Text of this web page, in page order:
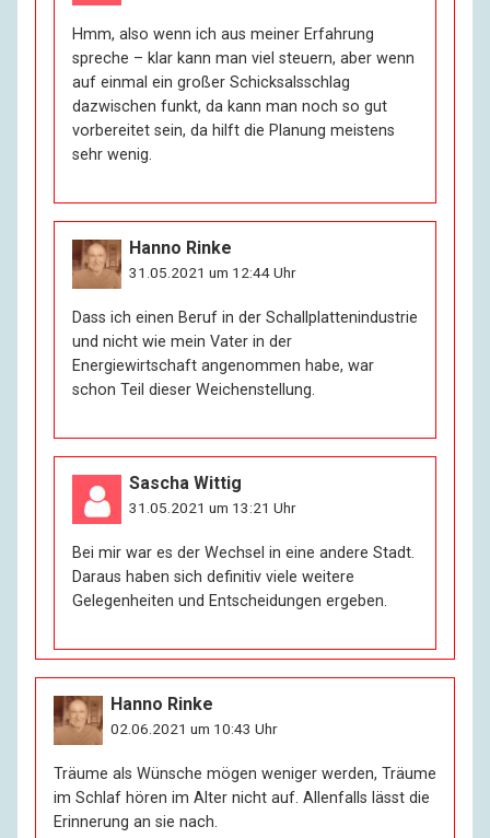
Das hab’ ich immer so gesehen. Wer in den Krieg geht,
kann sterben. Wer mit jemandem mitgeht, auch. Was
ist edel, was ist gemein? Wer sich in Gefahr begibt,
kommt um oder weiter. Aber wer das Risiko scheut,
scheut es auch, zu sich selbst zu finden. Jeder muss
an seiner Biografie schreiben: mit dem Körper, mit
ich immer möglichst wenige haben. Ich wollte nie
sterben, ohne gelebt zu haben. Aber wenn ich ehrlich
bin: Da steht jetzt viel Unfug auf den Seiten, Gekritzel,
schlimmer als das weiße Blatt.
Sie haben ein sehr abwechslungsreiches Leben
geführt.
der Stille, ja. Nun gibt mir das Leben
Nachhilfeunterricht in Genügsamkeit.
Möchten Sie über Ihren Beruf sprechen?
Vielleicht ein andermal und ohne Mikrofon. Es wäre
Anonymität.
R: Sie haben bisher nur vom Alter gesprochen. Wollen
Sie auch etwas zu Ihrer Homosexualität sagen?
Vielleicht darüber, welchem Druck Sie in Ihrer Jugend
ausgesetzt waren?
Hmm, also wenn ich aus meiner Erfahrung
spreche – klar kann man viel steuern, aber wenn
auf einmal ein großer Schicksalsschlag
dazwischen funkt, da kann man noch so gut
vorbereitet sein, da hilft die Planung meistens
sehr wenig.
Hanno Rinke
31.05.2021 um 12:44 Uhr
Dass ich einen Beruf in der Schallplattenindustrie
und nicht wie mein Vater in der
Energiewirtschaft angenommen habe, war
schon Teil dieser Weichenstellung.
Sascha Wittig
31.05.2021 um 13:21 Uhr
Bei mir war es der Wechsel in eine andere Stadt.
Daraus haben sich definitiv viele weitere
Gelegenheiten und Entscheidungen ergeben.
Hanno Rinke
02.06.2021 um 10:43 Uhr
Träume als Wünsche mögen weniger werden, Träume
im Schlaf hören im Alter nicht auf. Allenfalls lässt die
Erinnerung an sie nach.